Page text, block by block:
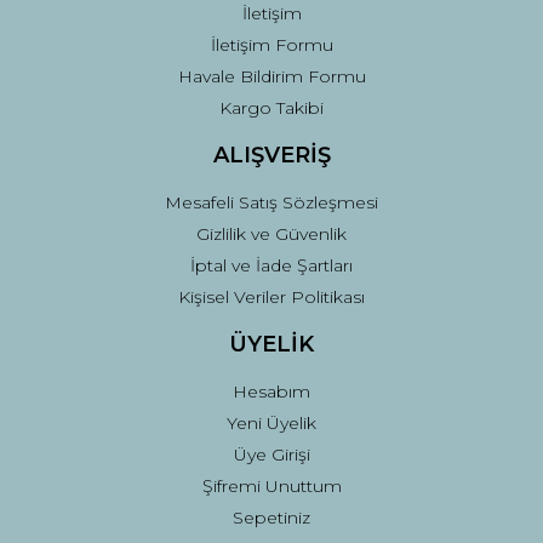
Gönder
İletişim
İletişim Formu
Havale Bildirim Formu
Kargo Takibi
ALIŞVERİŞ
Mesafeli Satış Sözleşmesi
Gizlilik ve Güvenlik
İptal ve İade Şartları
Kişisel Veriler Politikası
ÜYELİK
Hesabım
Yeni Üyelik
Üye Girişi
Şifremi Unuttum
Sepetiniz